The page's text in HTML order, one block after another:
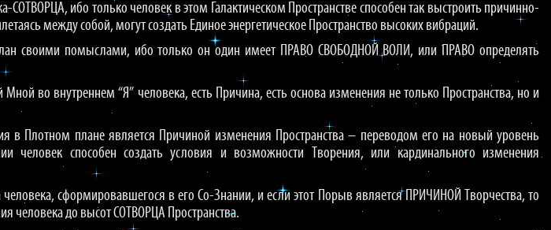
СОТВОРЦА, ибо только человек в этом Галактическом Пространстве способен так выстроить причинно-
между собой, могут создать Единое энергетическое Пространство высоких вибраций.
своими помыслами, ибо только он один имеет ПРАВО СВОБОДНОЙ ВОЛИ, или ПРАВО определять
во внутреннем “Я” человека, есть Причина, есть основа изменения не только Пространства, но и
в Плотном плане является Причиной изменения Пространства – переводом его на новый уровень
человек способен создать условия и возможности Творения, или кардинального изменения
человека, сформировавшегося в его Со-Знании, и если этот Порыв является ПРИЧИНОЙ Творчества, то
человека до высот СОТВОРЦА Пространства.